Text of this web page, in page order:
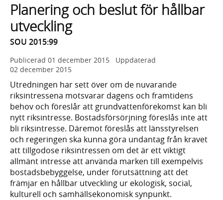
med
sökförslag
Planering och beslut för hållbar
utveckling
SOU 2015:99
Publicerad 01 december 2015
Uppdaterad
02 december 2015
Utredningen har sett över om de nuvarande
riksintressena motsvarar dagens och framtidens
behov och föreslår att grundvattenförekomst kan bli
nytt riksintresse. Bostadsförsörjning föreslås inte att
bli riksintresse. Däremot föreslås att länsstyrelsen
och regeringen ska kunna göra undantag från kravet
att tillgodose riksintressen om det är ett viktigt
allmänt intresse att använda marken till exempelvis
bostadsbebyggelse, under förutsättning att det
främjar en hållbar utveckling ur ekologisk, social,
kulturell och samhällsekonomisk synpunkt.